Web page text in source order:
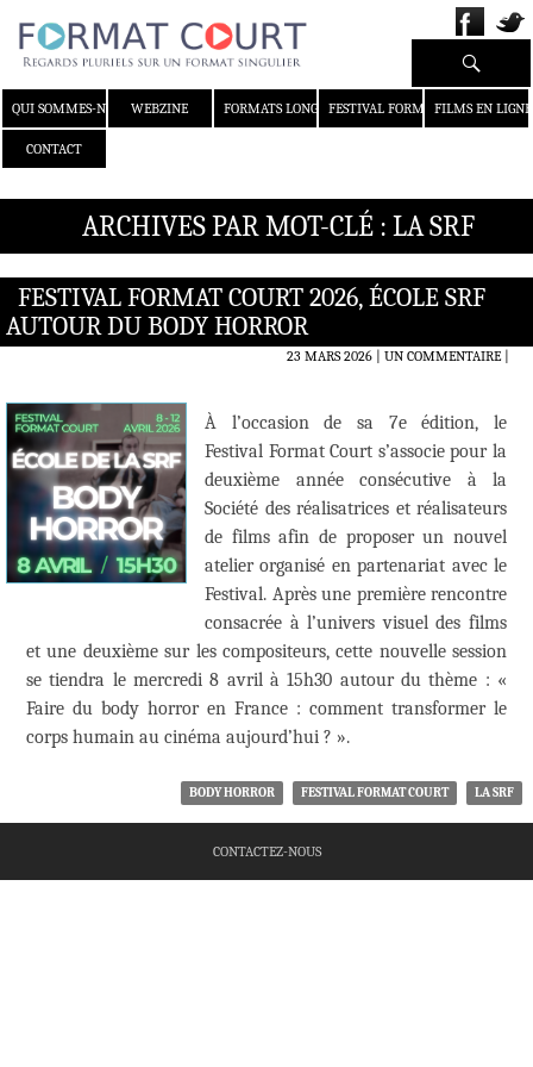
QUI SOMMES-NOUS ?WEBZINE FORMATS LONGS FESTIVAL FORMAT COURT
FILMS EN LIGNE
CONTACT
Recherche
ARCHIVES PAR MOT-CLÉ : LA SRF
FESTIVAL FORMAT COURT 2026, ÉCOLE SRF
AUTOUR DU BODY HORROR
23 MARS 2026 UN COMMENTAIRE|
À l’occasion de sa 7e édition, le
Festival Format Court s’associe pour la
deuxième année consécutive à la
Société des réalisatrices et réalisateurs
de films afin de proposer un nouvel
atelier organisé en partenariat avec le
Festival. Après une première rencontre
consacrée à l’univers visuel des films
et une deuxième sur les compositeurs, cette nouvelle session
se tiendra le mercredi 8 avril à 15h30 autour du thème : «
Faire du body horror en France : comment transformer le
corps humain au cinéma aujourd’hui ? ».
BODY HORROR FESTIVAL FORMAT COURT LA SRF
CONTACTEZ-NOUS